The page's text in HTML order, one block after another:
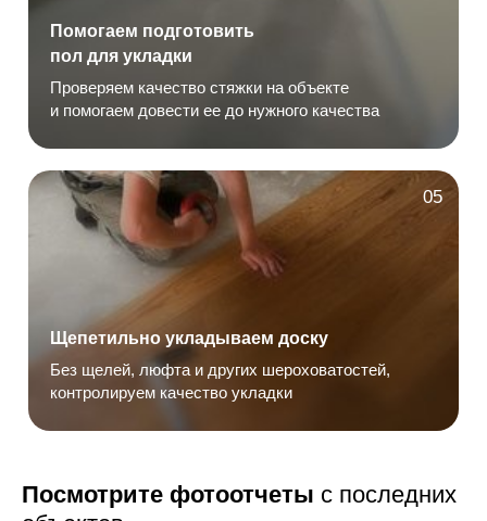
Помогаем подготовить
пол для укладки
Проверяем качество стяжки на объекте
и помогаем довести ее до нужного качества
05
Щепетильно укладываем доску
Без щелей, люфта и других шероховатостей,
контролируем качество укладки
Посмотрите фотоотчеты с последних